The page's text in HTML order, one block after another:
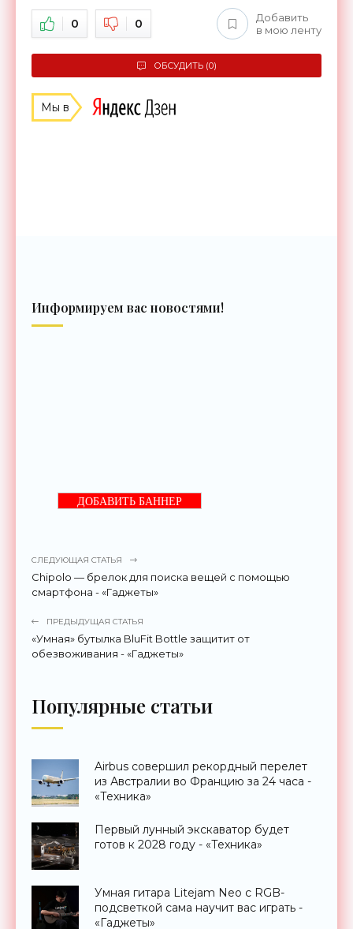
0 0
Добавить
в мою ленту
ОБСУДИТЬ (0)
Мы в
Информируем вас новостями!
ДОБАВИТЬ БАННЕР
СЛЕДУЮЩАЯ СТАТЬЯ
Chipolo — брелок для поиска вещей с помощью
смартфона - «Гаджеты»
ПРЕДЫДУЩАЯ СТАТЬЯ
«Умная» бутылка BluFit Bottle защитит от
обезвоживания - «Гаджеты»
Популярные статьи
Airbus совершил рекордный перелет
из Австралии во Францию за 24 часа -
«Техника»
Первый лунный экскаватор будет
готов к 2028 году - «Техника»
Умная гитара Litejam Neo с RGB-
подсветкой сама научит вас играть -
«Гаджеты»